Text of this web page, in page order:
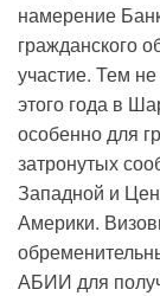
намерение
гражданского
участие. Тем
этого года в
особенно для
затронутых
Западной и
Америки.
АБИИ для